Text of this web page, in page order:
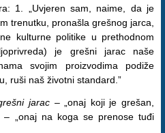
1. „Uvjeren sam, naime, da je
trenutku, pronašla grešnog jarca,
kulturne politike u prethodnom
je grešni jarac naše
svojim proizvodima podiže
ruši naš životni standard.”
jarac – „onaj koji je grešan,
– „onaj na koga se prenose tuđi